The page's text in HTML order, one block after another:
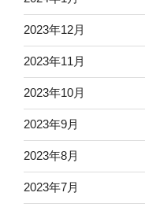
2023年12月
2023年11月
2023年10月
2023年9月
2023年8月
2023年7月